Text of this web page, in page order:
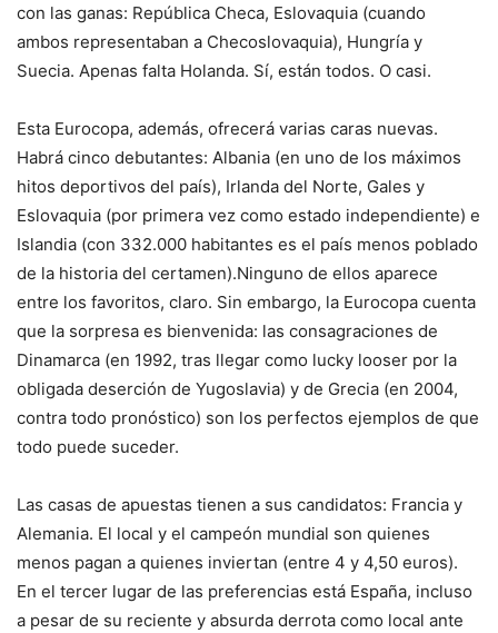
con las ganas: República Checa, Eslovaquia (cuando
ambos representaban a Checoslovaquia), Hungría y
Suecia. Apenas falta Holanda. Sí, están todos. O casi.
Esta Eurocopa, además, ofrecerá varias caras nuevas.
Habrá cinco debutantes: Albania (en uno de los máximos
hitos deportivos del país), Irlanda del Norte, Gales y
Eslovaquia (por primera vez como estado independiente) e
Islandia (con 332.000 habitantes es el país menos poblado
de la historia del certamen).Ninguno de ellos aparece
entre los favoritos, claro. Sin embargo, la Eurocopa cuenta
que la sorpresa es bienvenida: las consagraciones de
Dinamarca (en 1992, tras llegar como lucky looser por la
obligada deserción de Yugoslavia) y de Grecia (en 2004,
contra todo pronóstico) son los perfectos ejemplos de que
todo puede suceder.
Las casas de apuestas tienen a sus candidatos: Francia y
Alemania. El local y el campeón mundial son quienes
menos pagan a quienes inviertan (entre 4 y 4,50 euros).
En el tercer lugar de las preferencias está España, incluso
a pesar de su reciente y absurda derrota como local ante